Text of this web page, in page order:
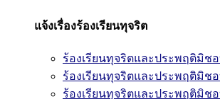
แจ้งเรื่องร้องเรียนทุจริต
ร้องเรียนทุจริตและประพฤติมิช
ร้องเรียนทุจริตและประพฤติมิช
ร้องเรียนทุจริตและประพฤติมิช